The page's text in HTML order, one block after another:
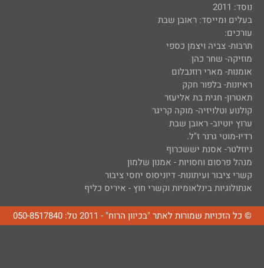
נוסד: 2011
בעלים ומייסד: ראובן שבת
עורכים:
תרבות- צביה ויצמן כספי
מוזיקה- שחר כהן
אומנות- מארי רוזנבלום
ראיונות- בלפור חקק
תאטרון- חגית בת אליעזר
קולנוע וטלויזיה- מוקה קריגר
ערוץ יוטיוב- ראובן שבת
רדיו-מוטי גרנר ז"ל.
ניוזלטר- אסנת יששכרוף
מנהל פרסום וחסויות - אמנון שלמון
קשרי ציבור ועיתונות- דיוניסוס יחסי ציבור
אנתולוגיות בינלאומיות וקשרי חוץ - איריס כליף
© כל הזכויות שמורות לאתר "בכיוון הרוח" - 2011 טל: 050-8517840